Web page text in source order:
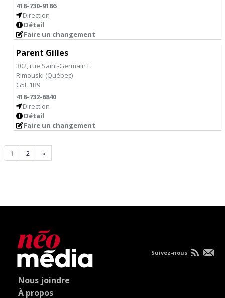
418-730-9186
Direction
Détail
Faire un changement
Parent Gilles
302, rue Saint-Germain E
Rimouski (Québec)
G5L 1B9
418-732-6840
Direction
Détail
Faire un changement
1 2 »
Nous joindre
À propos
Suivez-nous